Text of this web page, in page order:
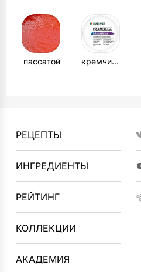
пассатой кремчизом
РЕЦЕПТЫ
ИНГРЕДИЕНТЫ
РЕЙТИНГ
КОЛЛЕКЦИИ
АКАДЕМИЯ